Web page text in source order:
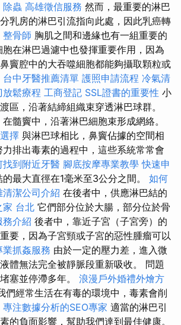
除蟲 高雄徵信服務 然而，最重要的淋巴
乳房的淋巴引流指向此處，因此乳癌轉
整骨師 胸肌之間和邊緣也有一組重要的
在淋巴過濾中也發揮重要作用，因為
竇腔中的大吞噬細胞都能夠攝取顆粒或
台中牙醫推薦清單 護照申請流程 冷氣清
放鬆療程 工商登記 SSL證書的重要性 小
區，沿著結締組織束穿透淋巴球群。
在髓竇中，沿著淋巴細胞束形成網絡。
擇 與淋巴球相比，鼻竇佔據的空間相
排出毒素的過程中，這些系統常常會
找到附近牙醫 腳底按摩專業教學快速申
最大直徑在1毫米至3公分之間。 如何
清潔公司介紹 在後者中，供應淋巴結的
家 台北 它們部分位於大腸，部分位於骨
務介紹 後者中，靠近子宮（子宮旁）的
要，因為子宮頸或子宮的惡性腫瘤可以
業抓姦服務 由於一定的壓力差，進入微
體無法完全被靜脈段重新吸收。 問題
塞並停滯多年。 浪漫戶外婚禮外燴方
們經常生活在有毒的環境中，毒素會削
專注數據分析的SEO專家 適當的淋巴引
的負面影響，幫助我們達到最佳健康。